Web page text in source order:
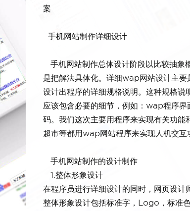
案
手机网站制作详细设计
手机网站制作总体设计阶段以比较抽象
是把解法具体化。详细wap网站设计主
设计出程序的详细规格说明。这种规格
应该包含必要的细节，例如：wap程序
码。我们这次主要用程序来实现有关功
超市等都用wap网站程序来实现人机交互
手机网站制作的设计制作
1.整体形象设计
在程序员进行详细设计的同时，网页设计
整体形象设计包括标准字，Logo，标准